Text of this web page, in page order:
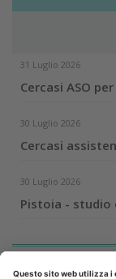
31 Luglio 2026
Cercasi ASO
30 Luglio 2026
Cercasi
30 Luglio 2026
Pistoia - studio